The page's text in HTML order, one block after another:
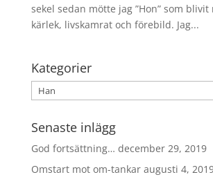
sekel sedan mötte jag ”Hon” som
kärlek, livskamrat och förebild. Jag...
Kategorier
Kategorier
Senaste inlägg
God fortsättning… december 29, 2019
Omstart mot om-tankar augusti 4,